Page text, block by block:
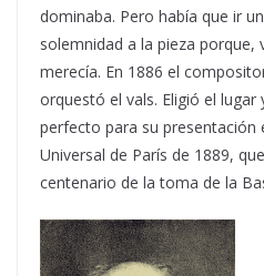
dominaba. Pero había que ir
solemnidad a la pieza porque,
merecía. En 1886 el
orquestó el vals. Eligió el
perfecto para su presentación
Universal de París de 1889,
centenario de la toma de la